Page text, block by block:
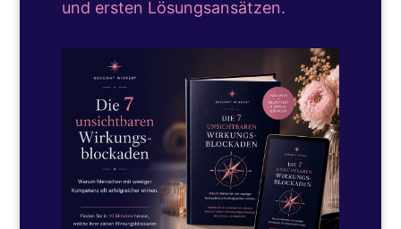
und ersten Lösungsansätzen.